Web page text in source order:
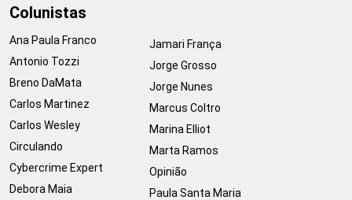
Colunistas
Ana Paula Franco
Antonio Tozzi
Breno DaMata
Carlos Martinez
Carlos Wesley
Circulando
Cybercrime Expert
Debora Maia
Jamari França
Jorge Grosso
Jorge Nunes
Marcus Coltro
Marina Elliot
Marta Ramos
Opinião
Paula Santa Maria